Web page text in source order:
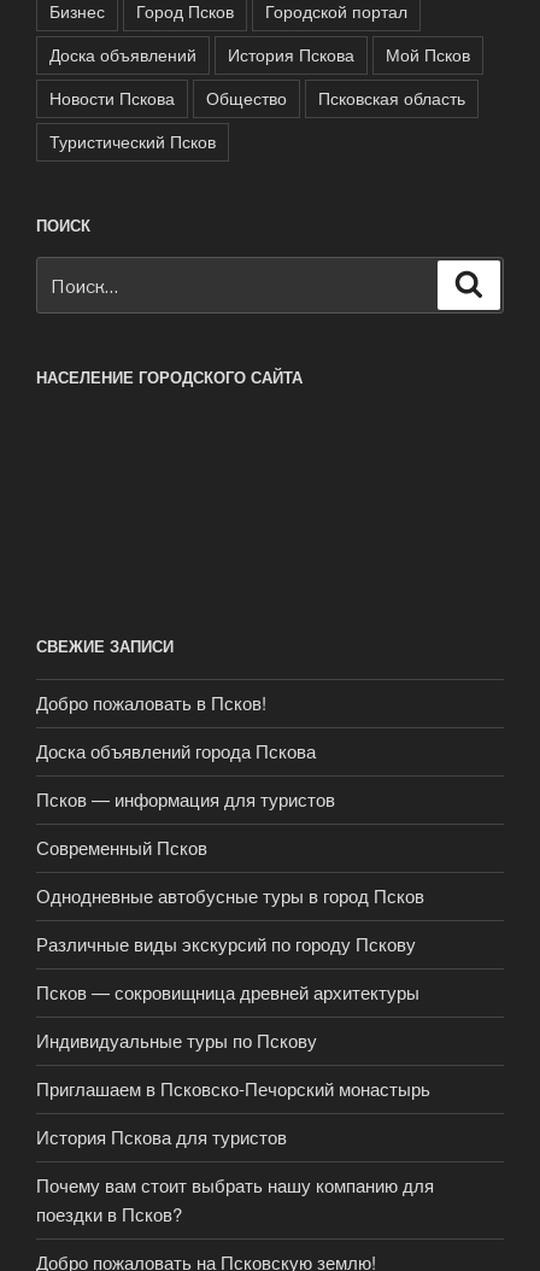
Бизнес Город Псков
Городской портал
Доска объявлений
История Пскова
Мой Псков
Новости Пскова
Общество
Псковская область
Туристический Псков
ПОИСК
НАСЕЛЕНИЕ ГОРОДСКОГО САЙТА
СВЕЖИЕ ЗАПИСИ
Добро пожаловать в Псков!
Доска объявлений города Пскова
Псков — информация для туристов
Современный Псков
Однодневные автобусные туры в город Псков
Различные виды экскурсий по городу Пскову
Псков — сокровищница древней архитектуры
Индивидуальные туры по Пскову
Приглашаем в Псковско-Печорский монастырь
История Пскова для туристов
Почему вам стоит выбрать нашу компанию для
поездки в Псков?
Добро пожаловать на Псковскую землю!